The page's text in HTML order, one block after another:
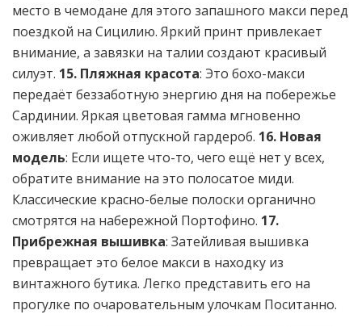
место в чемодане для этого запашного макси перед
поездкой на Сицилию. Яркий принт привлекает
внимание, а завязки на талии создают красивый
силуэт. 15. Пляжная красота: Это бохо-макси
передаёт беззаботную энергию дня на побережье
Сардинии. Яркая цветовая гамма мгновенно
оживляет любой отпускной гардероб. 16. Новая
модель: Если ищете что-то, чего ещё нет у всех,
обратите внимание на это полосатое миди.
Классические красно-белые полоски органично
смотрятся на набережной Портофино. 17.
Прибрежная вышивка: Затейливая вышивка
превращает это белое макси в находку из
винтажного бутика. Легко представить его на
прогулке по очаровательным улочкам Поситанно.